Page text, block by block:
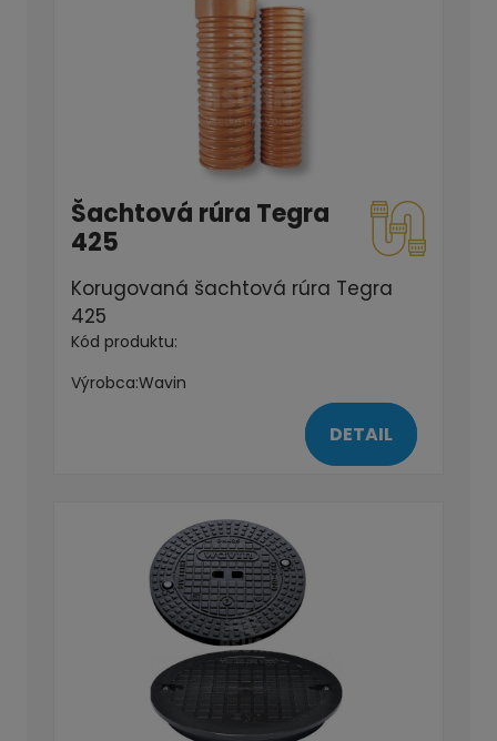
Šachtová rúra Tegra
425
Korugovaná šachtová rúra Tegra
425
Kód produktu:
Výrobca:Wavin
DETAIL